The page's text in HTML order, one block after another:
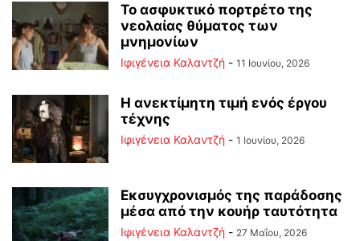
Το ασφυκτικό πορτρέτο της
νεολαίας θύματος των
μνημονίων
Ιφιγένεια Καλαντζή - 11 Ιουνίου, 2026
Η ανεκτίμητη τιμή ενός έργου
τέχνης
Ιφιγένεια Καλαντζή - 1 Ιουνίου, 2026
Εκσυγχρονισμός της παράδοσης
μέσα από την κουήρ ταυτότητα
Ιφιγένεια Καλαντζή - 27 Μαΐου, 2026